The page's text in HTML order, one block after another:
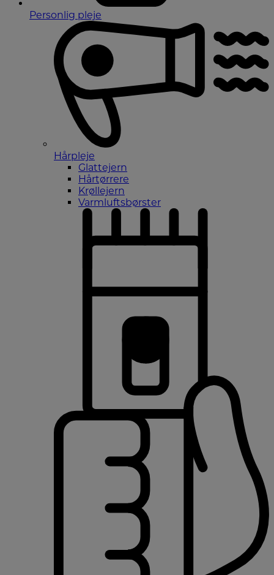
Personlig pleje
Hårpleje
Glattejern
Hårtørrere
Krøllejern
Varmluftsbørster